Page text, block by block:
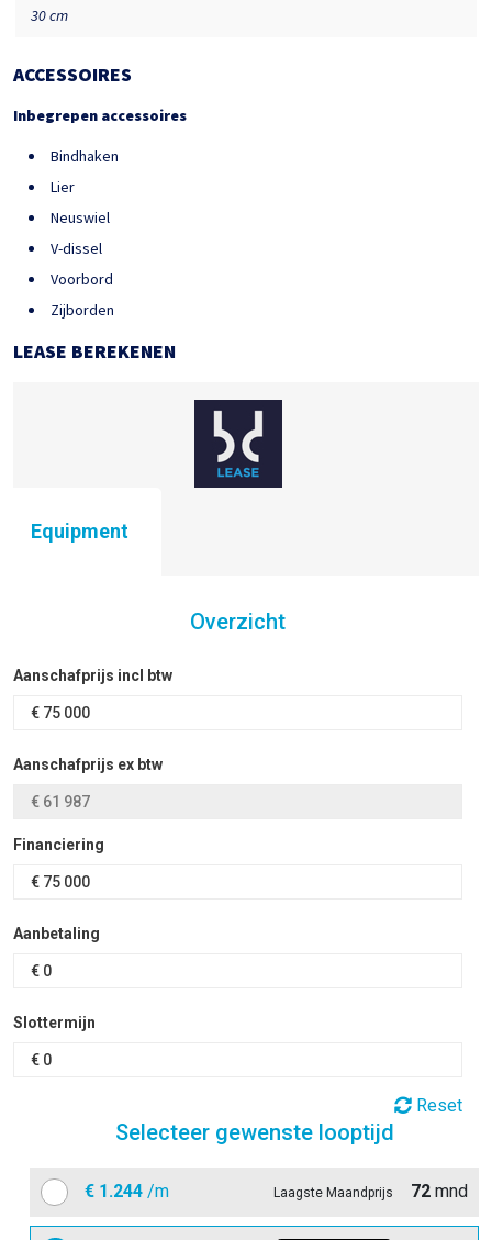
30 cm
ACCESSOIRES
Inbegrepen accessoires
Bindhaken
Lier
Neuswiel
V-dissel
Voorbord
Zijborden
LEASE BEREKENEN